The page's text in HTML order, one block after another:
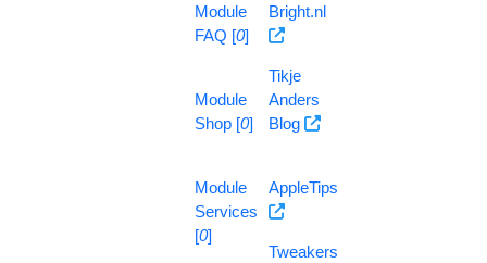
Module
FAQ [0]
Module
Shop [0]
Module
Services
[0]
Bright.nl
Tikje
Anders
Blog
AppleTips
Tweakers